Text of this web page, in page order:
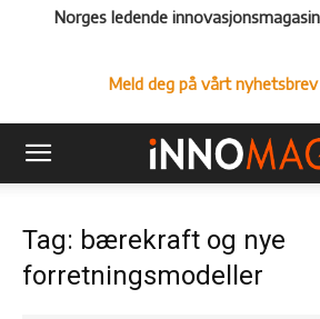
Norges ledende
Meld deg på vårt nyhetsbrev
Tag: bærekraft og nye
forretningsmodeller